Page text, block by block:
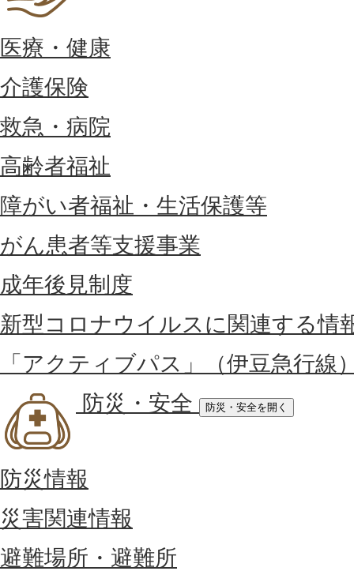
医療・健康
介護保険
救急・病院
高齢者福祉
障がい者福祉・生活保護等
がん患者等支援事業
成年後見制度
新型コロナウイルスに関連する情
「アクティブパス」（伊豆急行線
防災・安全
防災・安全を開く
防災情報
災害関連情報
避難場所・避難所